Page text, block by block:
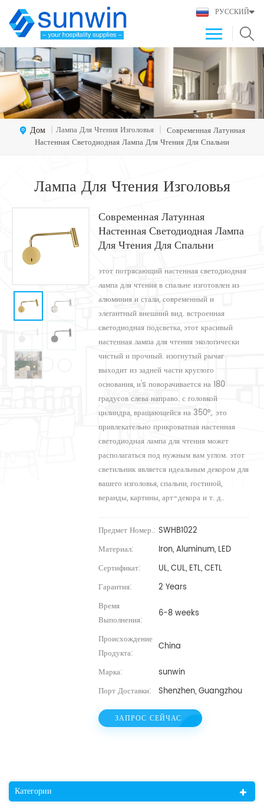
РУССКИЙ
Дом | Лампа Для Чтения Изголовья | Современная Латунная
Настенная Светодиодная Лампа Для Чтения Для Спальни
Лампа Для Чтения Изголовья
Современная Латунная
Настенная Светодиодная Лампа
Для Чтения Для Спальни
этот потрясающий настенная светодиодная
лампа для чтения в спальне изготовлен из
алюминия и стали, современный и
элегантный внешний вид. встроенная
светодиодная подсветка, этот красивый
настенная лампа для чтения экологически
чистый и прочный. изогнутый рычаг
выходит из задней части круглого
основания, и's поворачивается на 180
градусов слева направо. с головкой
цилиндра, вращающейся на 350°,. это
привлекательно прикроватная настенная
светодиодная лампа для чтения может
располагаться под нужным вам углом. этот
светильник является идеальным декором для
вашего изголовья, спальни, гостиной,
веранды, картины, арт-декора и т. д..
Предмет Номер.: SWHB1022
Материал:
Iron, Aluminum, LED
Сертификат:
UL, CUL, ETL, CETL
Гарантия:
2 Years
Время
Выполнения:
6-8 weeks
Происхождение
Продукта:
China
Марка:
sunwin
Порт Доставки:
Shenzhen, Guangzhou
ЗАПРОС СЕЙЧАС
Категории